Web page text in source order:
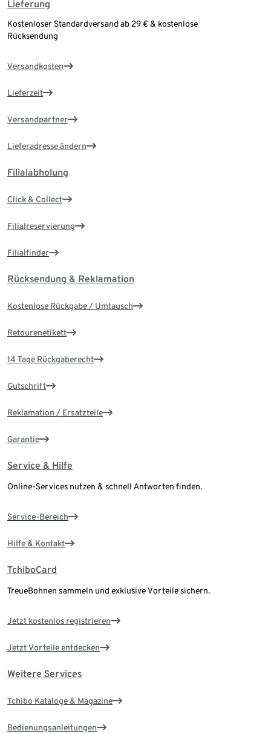
Lieferung
Kostenloser Standardversand ab 29 € & kostenlose
Rücksendung
Versandkosten
Lieferzeit
Versandpartner
Lieferadresse ändern
Filialabholung
Click & Collect
Filialreservierung
Filialfinder
Rücksendung & Reklamation
Kostenlose Rückgabe / Umtausch
Retourenetikett
14 Tage Rückgaberecht
Gutschrift
Reklamation / Ersatzteile
Garantie
Service & Hilfe
Online-Services nutzen & schnell Antworten finden.
Service-Bereich
Hilfe & Kontakt
TchiboCard
TreueBohnen sammeln und exklusive Vorteile sichern.
Jetzt kostenlos registrieren
Jetzt Vorteile entdecken
Weitere Services
Tchibo Kataloge & Magazine
Bedienungsanleitungen